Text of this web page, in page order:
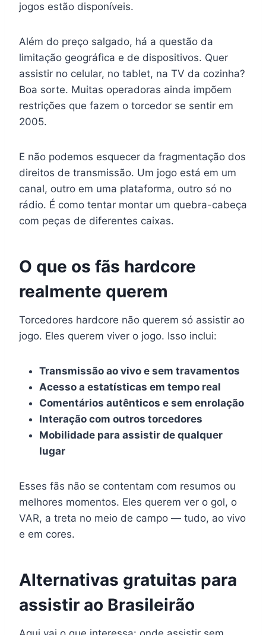
jogos estão disponíveis.
Além do preço salgado, há a questão da
limitação geográfica e de dispositivos. Quer
assistir no celular, no tablet, na TV da cozinha?
Boa sorte. Muitas operadoras ainda impõem
restrições que fazem o torcedor se sentir em
2005.
E não podemos esquecer da fragmentação dos
direitos de transmissão. Um jogo está em um
canal, outro em uma plataforma, outro só no
rádio. É como tentar montar um quebra-cabeça
com peças de diferentes caixas.
O que os fãs hardcore
realmente querem
Torcedores hardcore não querem só assistir ao
jogo. Eles querem viver o jogo. Isso inclui:
Transmissão ao vivo e sem travamentos
Acesso a estatísticas em tempo real
Comentários autênticos e sem enrolação
Interação com outros torcedores
Mobilidade para assistir de qualquer
lugar
Esses fãs não se contentam com resumos ou
melhores momentos. Eles querem ver o gol, o
VAR, a treta no meio de campo — tudo, ao vivo
e em cores.
Alternativas gratuitas para
assistir ao Brasileirão